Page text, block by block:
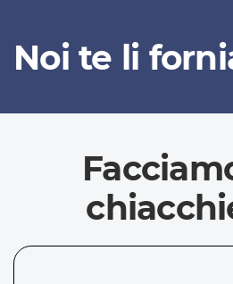
Noi te li